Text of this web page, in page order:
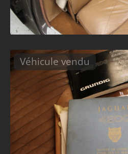
Véhicule vendu